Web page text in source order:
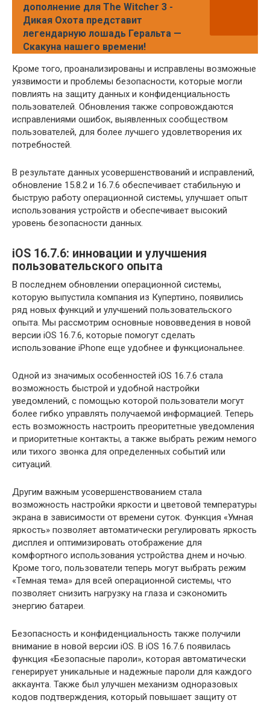
дополнение для The Witcher 3 -
Дикая Охота представит
легендарную лошадь Геральта —
Скакуна нашего времени!
Кроме того, проанализированы и исправлены возможные
уязвимости и проблемы безопасности, которые могли
повлиять на защиту данных и конфиденциальность
пользователей. Обновления также сопровождаются
исправлениями ошибок, выявленных сообществом
пользователей, для более лучшего удовлетворения их
потребностей.
В результате данных усовершенствований и исправлений,
обновление 15.8.2 и 16.7.6 обеспечивает стабильную и
быструю работу операционной системы, улучшает опыт
использования устройств и обеспечивает высокий
уровень безопасности данных.
iOS 16.7.6: инновации и улучшения
пользовательского опыта
В последнем обновлении операционной системы,
которую выпустила компания из Купертино, появились
ряд новых функций и улучшений пользовательского
опыта. Мы рассмотрим основные нововведения в новой
версии iOS 16.7.6, которые помогут сделать
использование iPhone еще удобнее и функциональнее.
Одной из значимых особенностей iOS 16.7.6 стала
возможность быстрой и удобной настройки
уведомлений, с помощью которой пользователи могут
более гибко управлять получаемой информацией. Теперь
есть возможность настроить преоритетные уведомления
и приоритетные контакты, а также выбрать режим немого
или тихого звонка для определенных событий или
ситуаций.
Другим важным усовершенствованием стала
возможность настройки яркости и цветовой температуры
экрана в зависимости от времени суток. Функция «Умная
яркость» позволяет автоматически регулировать яркость
дисплея и оптимизировать отображение для
комфортного использования устройства днем и ночью.
Кроме того, пользователи теперь могут выбрать режим
«Темная тема» для всей операционной системы, что
позволяет снизить нагрузку на глаза и сэкономить
энергию батареи.
Безопасность и конфиденциальность также получили
внимание в новой версии iOS. В iOS 16.7.6 появилась
функция «Безопасные пароли», которая автоматически
генерирует уникальные и надежные пароли для каждого
аккаунта. Также был улучшен механизм одноразовых
кодов подтверждения, который повышает защиту от